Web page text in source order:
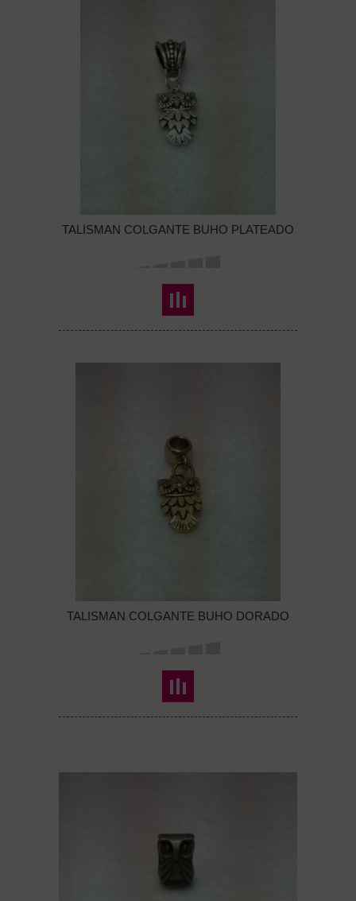
TALISMAN COLGANTE BUHO PLATEADO
TALISMAN COLGANTE BUHO DORADO